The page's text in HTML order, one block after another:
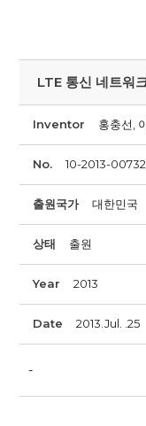
LTE 통신 네트워
Inventor 홍충선,
No. 10-2013-
출원국가 대한민국
상태 출원
Year 2013
Date 2013.Jul. .25
-